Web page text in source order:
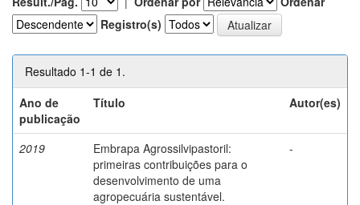
Registro(s)
Resultado 1-1 de 1.
Ano de
publicação
Título Autor(es)
2019
Embrapa Agrossilvipastoril:
primeiras contribuições para o
desenvolvimento de uma
agropecuária sustentável.
-